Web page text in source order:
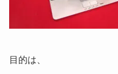
目的は、